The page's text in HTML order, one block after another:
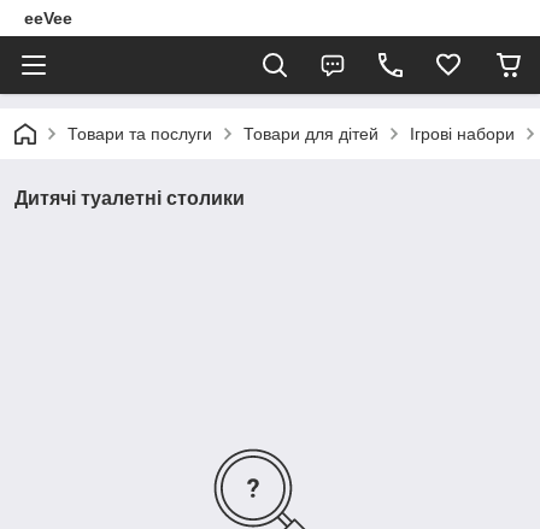
eeVee
Товари та послуги Товари для дітей Ігрові набори
Дитячі туалетні столики